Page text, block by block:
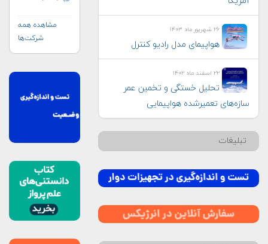
۲۶ شهریور ماه ۱۴۰۳
هواپيمای مدل راديو كنترل
۲۲ اسفند ماه ۱۴۰۲
تحلیل خستگی و تخمین عمر
سازه‌های تعمیرشده هواپیمایی
تبلیغات
مشاهده همه
شرکت‌ها